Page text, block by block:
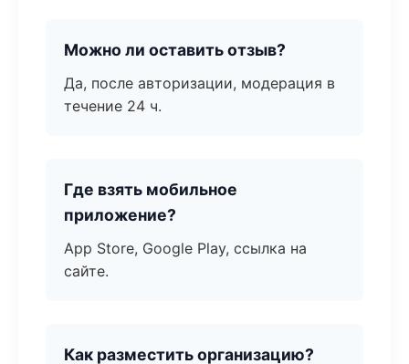
Можно ли оставить отзыв?
Да, после авторизации, модерация в
течение 24 ч.
Где взять мобильное
приложение?
App Store, Google Play, ссылка на
сайте.
Как разместить организацию?